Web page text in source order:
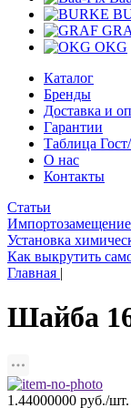
OKG
Каталог
Бренды
Доставка и
Гарантии
Таблица
О нас
Контакты
Статьи
Импортозамещение
Установка
Как выкрутить
Главная |
Шайба
1.44000000 руб./шт.